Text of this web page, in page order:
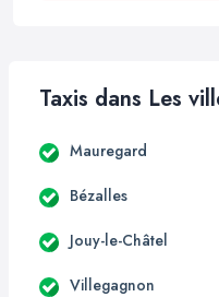
Taxis dans Les
Mauregard
Bézalles
Jouy-le-Châtel
Villegagnon